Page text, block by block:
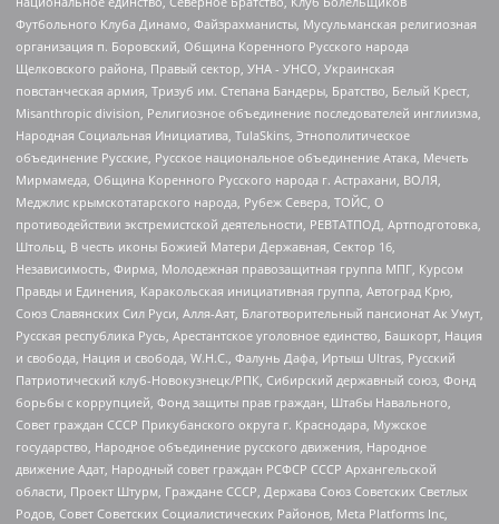
Футбольного Клуба Динамо, Файзрахманисты, Мусульманская религиозная
организация п. Боровский, Община Коренного Русского народа
Щелковского района, Правый сектор, УНА - УНСО, Украинская
повстанческая армия, Тризуб им. Степана Бандеры, Братство, Белый Крест,
Misanthropic division, Религиозное объединение последователей инглиизма,
Народная Социальная Инициатива, TulaSkins, Этнополитическое
объединение Русские, Русское национальное объединение Атака, Мечеть
Мирмамеда, Община Коренного Русского народа г. Астрахани, ВОЛЯ,
Меджлис крымскотатарского народа, Рубеж Севера, ТОЙС, О
противодействии экстремистской деятельности, РЕВТАТПОД, Артподготовка,
Штольц, В честь иконы Божией Матери Державная, Сектор 16,
Независимость, Фирма, Молодежная правозащитная группа МПГ, Курсом
Правды и Единения, Каракольская инициативная группа, Автоград Крю,
Союз Славянских Сил Руси, Алля-Аят, Благотворительный пансионат Ак Умут,
Русская республика Русь, Арестантское уголовное единство, Башкорт, Нация
и свобода, Нация и свобода, W.H.С., Фалунь Дафа, Иртыш Ultras, Русский
Патриотический клуб-Новокузнецк/РПК, Сибирский державный союз, Фонд
борьбы с коррупцией, Фонд защиты прав граждан, Штабы Навального,
Совет граждан СССР Прикубанского округа г. Краснодара, Мужское
государство, Народное объединение русского движения, Народное
движение Адат, Народный совет граждан РСФСР СССР Архангельской
области, Проект Штурм, Граждане СССР, Держава Союз Советских Светлых
Родов, Совет Советских Социалистических Районов, Meta Platforms Inc,